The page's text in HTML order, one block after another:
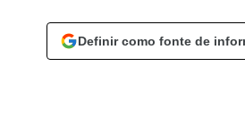
Definir como fonte de